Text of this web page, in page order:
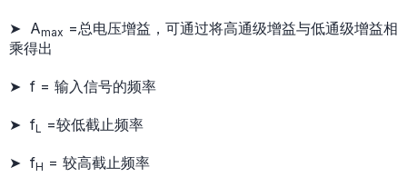
➤ Amax =总电压增益，可通过将高通级增益与低通级增益相
乘得出
➤ f = 输入信号的频率
➤ fL =较低截止频率
➤ fH = 较高截止频率